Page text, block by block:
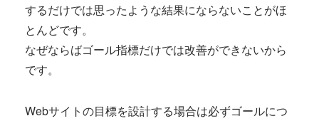
するだけでは思ったような結果にならないことがほ
とんどです。
なぜならばゴール指標だけでは改善ができないから
です。
Webサイトの目標を設計する場合は必ずゴールにつ